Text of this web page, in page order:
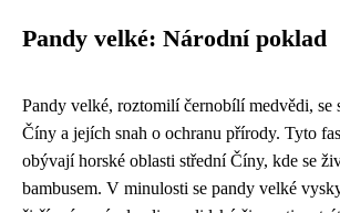
Pandy velké: Národní poklad
Pandy velké, roztomilí černobílí medvědi, se
Číny a jejích snah o ochranu přírody. Tyto
obývají horské oblasti střední Číny, kde se
bambusem. V minulosti se pandy velké